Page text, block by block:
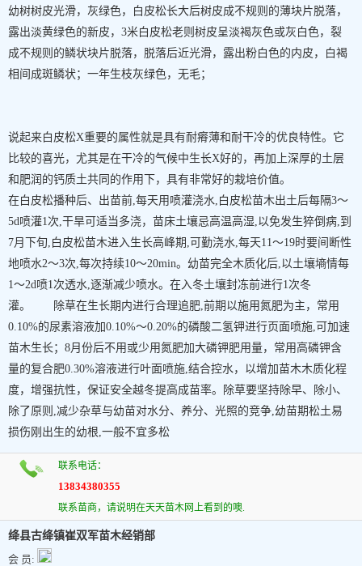
幼树树皮光滑，灰绿色，白皮松长大后树皮成不规则的薄块片脱落，
露出淡黄绿色的新皮，3米白皮松老则树皮呈淡褐灰色或灰白色，裂
成不规则的鳞状块片脱落，脱落后近光滑，露出粉白色的内皮，白褐
相间成斑鳞状；一年生枝灰绿色，无毛；
说起来白皮松X重要的属性就是具有耐瘠薄和耐干冷的优良特性。它
比较的喜光，尤其是在干冷的气候中生长X好的，再加上深厚的土层
和肥润的钙质土共同的作用下，具有非常好的栽培价值。
在白皮松播种后、出苗前,每天用喷灌浇水,白皮松苗木出土后每隔3～
5d喷灌1次,干旱可适当多浇，苗床土壤忌高温高湿,以免发生猝倒病,到
7月下旬,白皮松苗木进入生长高峰期,可勤浇水,每天11～19时要间断性
地喷水2～3次,每次持续10～20min。幼苗完全木质化后,以土壤墒情每
1～2d喷1次透水,逐渐减少喷水。在入冬土壤封冻前进行1次冬
灌。 除草在生长期内进行合理追肥,前期以施用氮肥为主，常用
0.10%的尿素溶液加0.10%～0.20%的磷酸二氢钾进行页面喷施,可加速
苗木生长；8月份后不用或少用氮肥加大磷钾肥用量，常用高磷钾含
量的复合肥0.30%溶液进行叶面喷施,结合控水，以增加苗木木质化程
度，增强抗性，保证安全越冬提高成苗率。除草要坚持除早、除小、
除了原则,减少杂草与幼苗对水分、养分、光照的竞争,幼苗期松土易
损伤刚出生的幼根,一般不宜多松
联系电话：
13834380355
联系苗商，请说明在天天苗木网上看到的噢.
绛县古绛镇崔双军苗木经销部
会 员: